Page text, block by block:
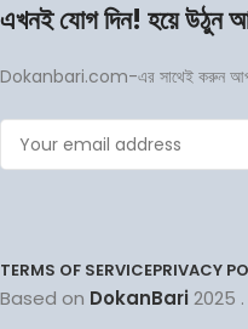
এখনই যোগ দিন! হয়ে উঠুন
Dokanbari.com-এর সাথেই করুন
TERMS OF SERVICEPRIVACY
Based on DokanBari2025 .